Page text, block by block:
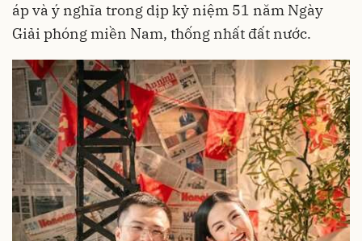
áp và ý nghĩa trong dịp kỷ niệm 51 năm Ngày
Giải phóng miền Nam, thống nhất đất nước.